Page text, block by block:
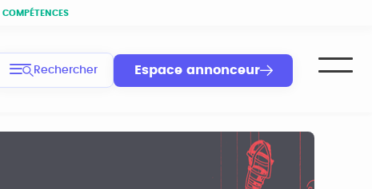
COMPÉTENCES
Rechercher Espace annonceur